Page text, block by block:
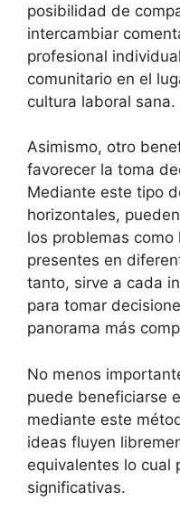
posibilidad de
intercambiar
profesional
comunitario en el
cultura laboral sana.
Asimismo, otro
favorecer la toma
Mediante este tipo
horizontales,
los problemas
presentes en
tanto, sirve a cada
para tomar
panorama más
No menos
puede beneficiarse
mediante este
ideas fluyen
equivalentes lo cual
significativas.